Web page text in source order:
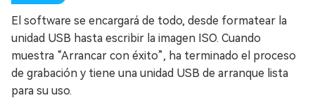
El software se encargará de todo, desde formatear la
unidad USB hasta escribir la imagen ISO. Cuando
muestra “Arrancar con éxito”, ha terminado el proceso
de grabación y tiene una unidad USB de arranque lista
para su uso.